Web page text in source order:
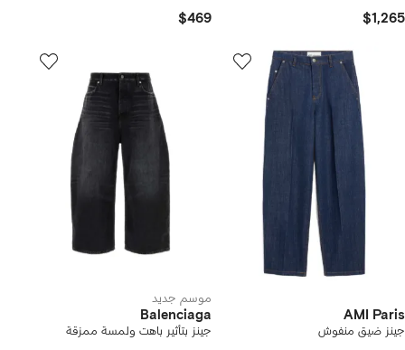
$1,265
$469
AMI Paris
جينز ضيق منفوش
موسم جديد
Balenciaga
جينز بتأثير باهت ولمسة ممزقة